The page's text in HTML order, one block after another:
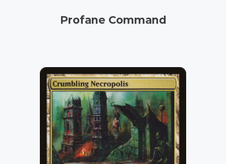
Profane Command